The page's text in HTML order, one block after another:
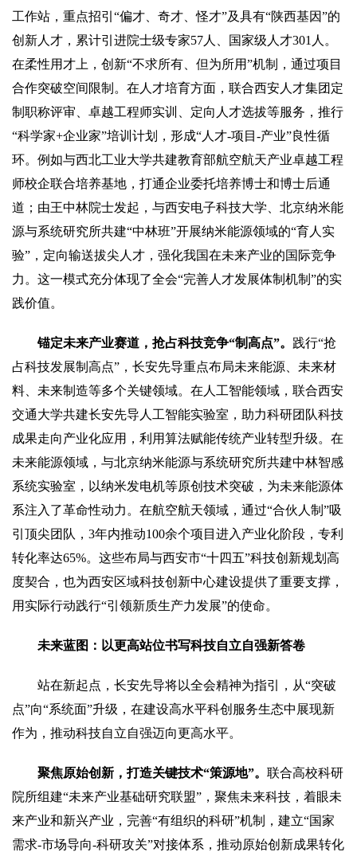
工作站，重点招引“偏才、奇才、怪才”及具有“陕西基因”的
创新人才，累计引进院士级专家57人、国家级人才301人。
在柔性用才上，创新“不求所有、但为所用”机制，通过项目
合作突破空间限制。在人才培育方面，联合西安人才集团定
制职称评审、卓越工程师实训、定向人才选拔等服务，推行
“科学家+企业家”培训计划，形成“人才-项目-产业”良性循
环。例如与西北工业大学共建教育部航空航天产业卓越工程
师校企联合培养基地，打通企业委托培养博士和博士后通
道；由王中林院士发起，与西安电子科技大学、北京纳米能
源与系统研究所共建“中林班”开展纳米能源领域的“育人实
验”，定向输送拔尖人才，强化我国在未来产业的国际竞争
力。这一模式充分体现了全会“完善人才发展体制机制”的实
践价值。
锚定未来产业赛道，抢占科技竞争“制高点”。 践行“抢
占科技发展制高点”，长安先导重点布局未来能源、未来材
料、未来制造等多个关键领域。在人工智能领域，联合西安
交通大学共建长安先导人工智能实验室，助力科研团队科技
成果走向产业化应用，利用算法赋能传统产业转型升级。在
未来能源领域，与北京纳米能源与系统研究所共建中林智感
系统实验室，以纳米发电机等原创技术突破，为未来能源体
系注入了革命性动力。在航空航天领域，通过“合伙人制”吸
引顶尖团队，3年内推动100余个项目进入产业化阶段，专利
转化率达65%。这些布局与西安市“十四五”科技创新规划高
度契合，也为西安区域科技创新中心建设提供了重要支撑，
用实际行动践行“引领新质生产力发展”的使命。
未来蓝图：以更高站位书写科技自立自强新答卷
站在新起点，长安先导将以全会精神为指引，从“突破
点”向“系统面”升级，在建设高水平科创服务生态中展现新
作为，推动科技自立自强迈向更高水平。
聚焦原始创新，打造关键技术“策源地”。 联合高校科研
院所组建“未来产业基础研究联盟”，聚焦未来科技，着眼未
来产业和新兴产业，完善“有组织的科研”机制，建立“国家
需求-市场导向-科研攻关”对接体系，推动原始创新成果转化